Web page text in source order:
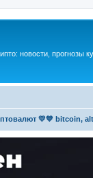
новости, прогнозы
💛💙 bitcoin,